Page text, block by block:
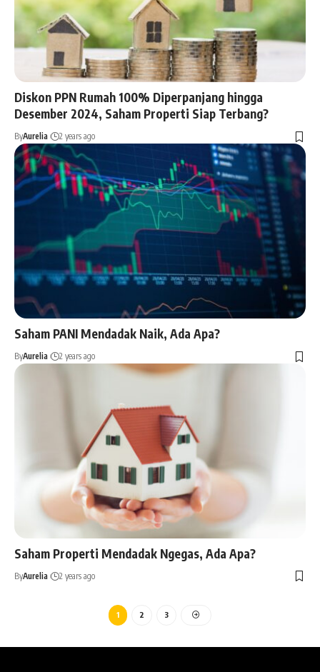
Diskon PPN Rumah 100% Diperpanjang hingga
Desember 2024, Saham Properti Siap Terbang?
ByAurelia 2 years ago
Saham PANI Mendadak Naik, Ada Apa?
ByAurelia 2 years ago
Saham Properti Mendadak Ngegas, Ada Apa?
ByAurelia 2 years ago
1 2 3